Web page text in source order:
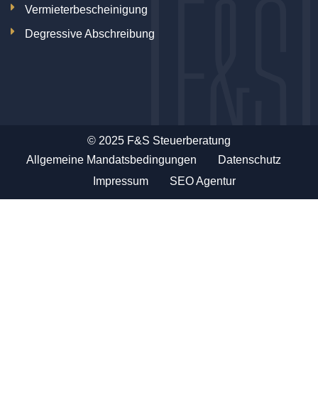
Vermieterbescheinigung
Degressive Abschreibung
© 2025 F&S Steuerberatung
Allgemeine Mandatsbedingungen
Datenschutz
Impressum
SEO Agentur